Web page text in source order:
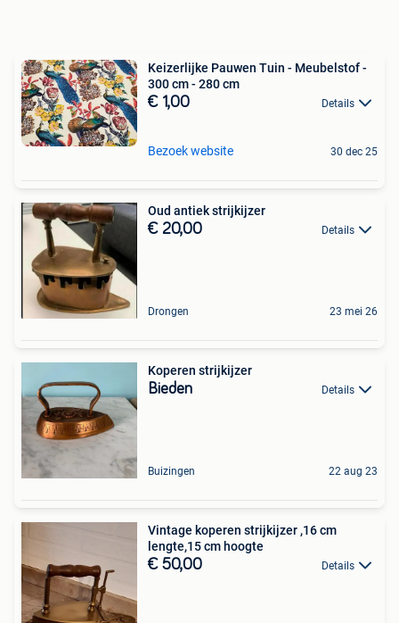
Keizerlijke Pauwen Tuin - Meubelstof -
300 cm - 280 cm
€ 1,00 Details
Bezoek website 30 dec 25
Oud antiek strijkijzer
€ 20,00 Details
Drongen 23 mei 26
Koperen strijkijzer
Bieden Details
Buizingen 22 aug 23
Vintage koperen strijkijzer ,16 cm
lengte,15 cm hoogte
€ 50,00 Details